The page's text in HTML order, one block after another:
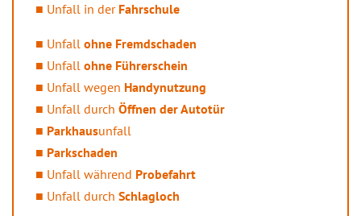
Unfall in der Fahrschule
Unfall ohne Fremdschaden
Unfall ohne Führerschein
Unfall wegen Handynutzung
Unfall durch Öffnen der Autotür
Parkhausunfall
Parkschaden
Unfall während Probefahrt
Unfall durch Schlagloch